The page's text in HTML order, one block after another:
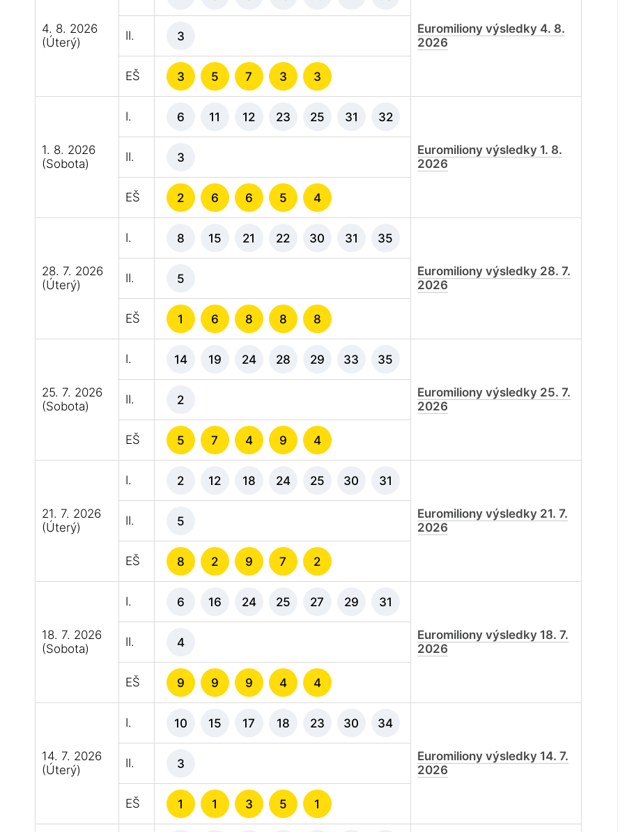
4. 8. 2026
(Úterý)
Euromiliony výsledky 4. 8.
2026
II. 3
EŠ 3 5 7 3 3
1. 8. 2026
(Sobota)
I. 6 11 12 23 25 31 32
Euromiliony výsledky 1. 8.
2026
II. 3
EŠ 2 6 6 5 4
28. 7. 2026
(Úterý)
I. 8 15 21 22 30 31 35
Euromiliony výsledky 28. 7.
2026
II. 5
EŠ 1 6 8 8 8
25. 7. 2026
(Sobota)
I. 14 19 24 28 29 33 35
Euromiliony výsledky 25. 7.
2026
II. 2
EŠ 5 7 4 9 4
21. 7. 2026
(Úterý)
I. 2 12 18 24 25 30 31
Euromiliony výsledky 21. 7.
2026
II. 5
EŠ 8 2 9 7 2
18. 7. 2026
(Sobota)
I. 6 16 24 25 27 29 31
Euromiliony výsledky 18. 7.
2026
II. 4
EŠ 9 9 9 4 4
14. 7. 2026
(Úterý)
I. 10 15 17 18 23 30 34
Euromiliony výsledky 14. 7.
2026
II. 3
EŠ 1 1 3 5 1